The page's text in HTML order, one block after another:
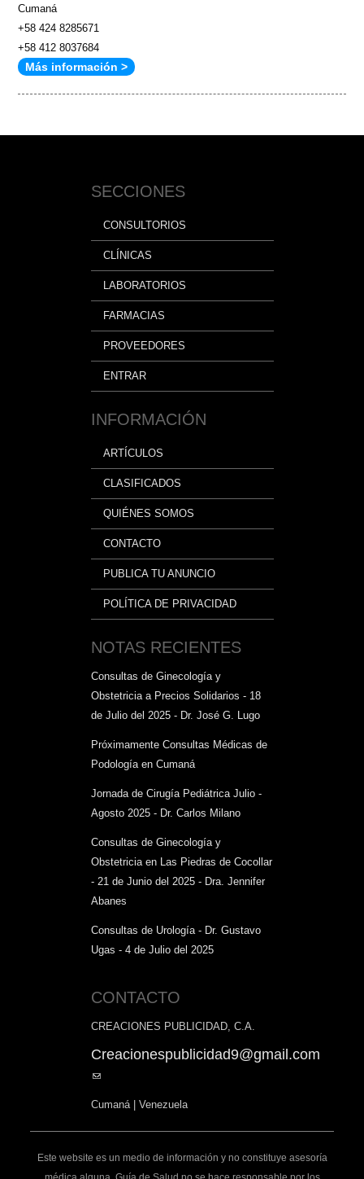
Cumaná
+58 424 8285671
+58 412 8037684
Más información >
SECCIONES
CONSULTORIOS
CLÍNICAS
LABORATORIOS
FARMACIAS
PROVEEDORES
ENTRAR
INFORMACIÓN
ARTÍCULOS
CLASIFICADOS
QUIÉNES SOMOS
CONTACTO
PUBLICA TU ANUNCIO
POLÍTICA DE PRIVACIDAD
NOTAS RECIENTES
Consultas de Ginecología y
Obstetricia a Precios Solidarios - 18
de Julio del 2025 - Dr. José G. Lugo
Próximamente Consultas Médicas de
Podología en Cumaná
Jornada de Cirugía Pediátrica Julio -
Agosto 2025 - Dr. Carlos Milano
Consultas de Ginecología y
Obstetricia en Las Piedras de Cocollar
- 21 de Junio del 2025 - Dra. Jennifer
Abanes
Consultas de Urología - Dr. Gustavo
Ugas - 4 de Julio del 2025
CONTACTO
CREACIONES PUBLICIDAD, C.A.
Creacionespublicidad9@gmail.com
(link
mail)
Cumaná | Venezuela
Este website es un medio de información y no constituye asesoría